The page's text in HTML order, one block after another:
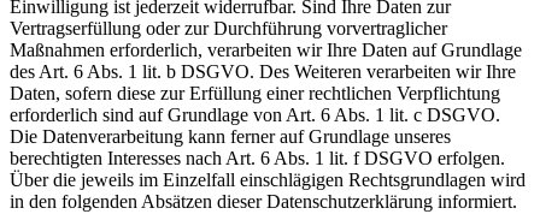
Einwilligung ist jederzeit widerrufbar. Sind Ihre Daten zur
Vertragserfüllung oder zur Durchführung vorvertraglicher
Maßnahmen erforderlich, verarbeiten wir Ihre Daten auf Grundlage
des Art. 6 Abs. 1 lit. b DSGVO. Des Weiteren verarbeiten wir Ihre
Daten, sofern diese zur Erfüllung einer rechtlichen Verpflichtung
erforderlich sind auf Grundlage von Art. 6 Abs. 1 lit. c DSGVO.
Die Datenverarbeitung kann ferner auf Grundlage unseres
berechtigten Interesses nach Art. 6 Abs. 1 lit. f DSGVO erfolgen.
Über die jeweils im Einzelfall einschlägigen Rechtsgrundlagen wird
in den folgenden Absätzen dieser Datenschutzerklärung informiert.